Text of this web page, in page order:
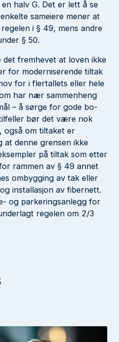
halv G. Det er lett å se
sameiere mener at
i § 49, mens andre
§ 50.
det fremhevet at loven ikke
for moderniserende tiltak
for i flertallets eller hele
har nær sammenheng
– å sørge for gode bo-
bør det være nok
også om tiltaket er
denne grensen ikke
på tiltak som etter
rammen av § 49 annet
ombygging av tak eller
installasjon av fibernett.
og parkeringsanlegg for
regelen om 2/3